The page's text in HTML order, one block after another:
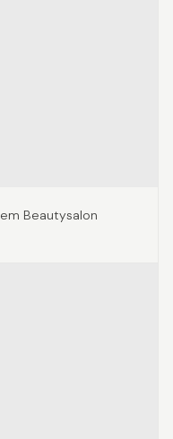
Beautysalon